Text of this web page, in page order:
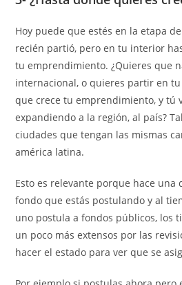
Hoy puede que estés en la etapa
recién partió, pero en tu interior
tu emprendimiento. ¿Quieres que
internacional, o quieres partir en
que crece tu emprendimiento, y tú
expandiendo a la región, al país?
ciudades que tengan las mismas
américa latina.
Esto es relevante porque hace una
fondo que estás postulando y al
uno postula a fondos públicos, los
un poco más extensos por las
hacer el estado para ver que se